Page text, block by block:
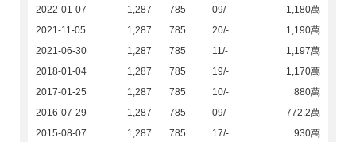
2022-01-07
1,287 785 09/-
1,180萬
2021-11-05
1,287 785 20/-
1,190萬
2021-06-30
1,287 785 11/-
1,197萬
2018-01-04
1,287 785 19/-
1,170萬
2017-01-25
1,287 785 10/-
880萬
2016-07-29
1,287 785 09/-
772.2萬
2015-08-07
1,287 785 17/-
930萬